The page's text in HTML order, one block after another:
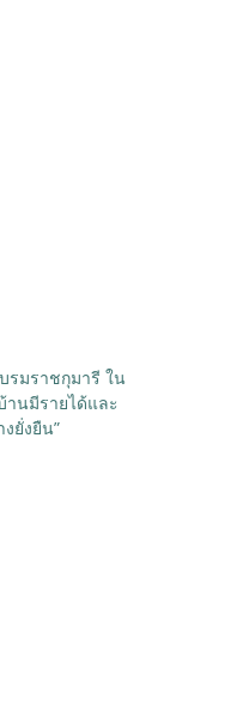
รมราชกุมารี ใน
านมีรายได้และ
ยั่งยืน”